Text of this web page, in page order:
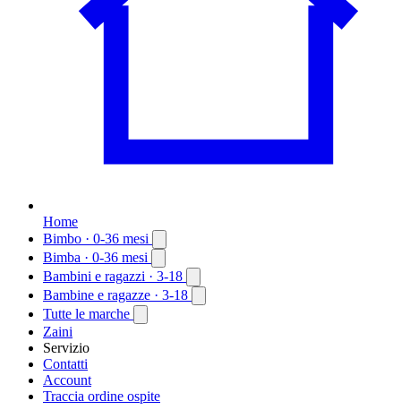
Home
Bimbo · 0-36 mesi
Bimba · 0-36 mesi
Bambini e ragazzi · 3-18
Bambine e ragazze · 3-18
Tutte le marche
Zaini
Servizio
Contatti
Account
Traccia ordine ospite